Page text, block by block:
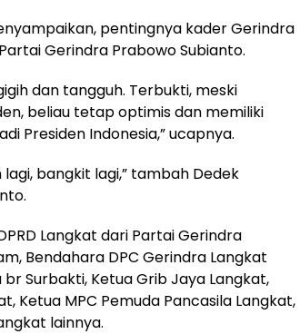
pentingnya kader Gerindra
Gerindra Prabowo Subianto.
dan tangguh. Terbukti, meski
beliau tetap optimis dan memiliki
Presiden Indonesia,” ucapnya.
bangkit lagi,” tambah Dedek
Langkat dari Partai Gerindra
Bendahara DPC Gerindra Langkat
Surbakti, Ketua Grib Jaya Langkat,
Ketua MPC Pemuda Pancasila Langkat,
lainnya.